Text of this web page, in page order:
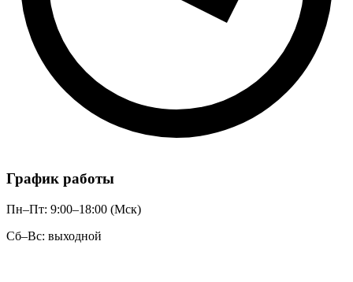
График работы
Пн–Пт: 9:00–18:00 (Мск)
Сб–Вс: выходной